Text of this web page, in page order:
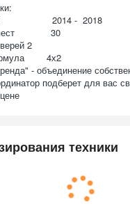
2014 - 2018
мест 30
2
4х2
- объединение
подберет для вас
техники